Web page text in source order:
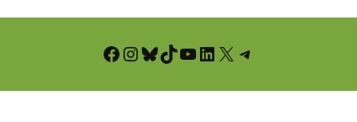
Facebook InstagramBluesky TikTok YouTube LinkedIn X Telegram